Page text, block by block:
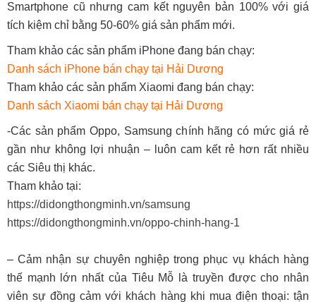
Smartphone cũ nhưng cam kết nguyên bản 100% với giá
tích kiệm chỉ bằng 50-60% giá sản phẩm mới.
Tham khảo các sản phẩm iPhone đang bán chạy:
Danh sách iPhone bán chạy tại Hải Dương
Tham khảo các sản phẩm Xiaomi đang bán chạy:
Danh sách Xiaomi bán chạy tại Hải Dương
-Các sản phẩm Oppo, Samsung chính hãng có mức giá rẻ
gần như không lợi nhuận – luôn cam kết rẻ hơn rất nhiều
các Siêu thị khác.
Tham khảo tại:
https://didongthongminh.vn/samsung
https://didongthongminh.vn/oppo-chinh-hang-1
– Cảm nhận sự chuyên nghiệp trong phục vụ khách hàng
thế mạnh lớn nhất của Tiêu Mỗ là truyền được cho nhân
viên sự đồng cảm với khách hàng khi mua điện thoại: tận